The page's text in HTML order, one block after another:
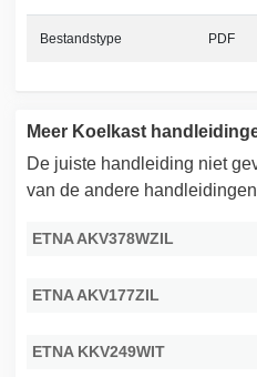
Bestandstype PDF
Meer Koelkast
De juiste handleiding niet
van de andere
ETNA AKV378WZIL
ETNA AKV177ZIL
ETNA KKV249WIT